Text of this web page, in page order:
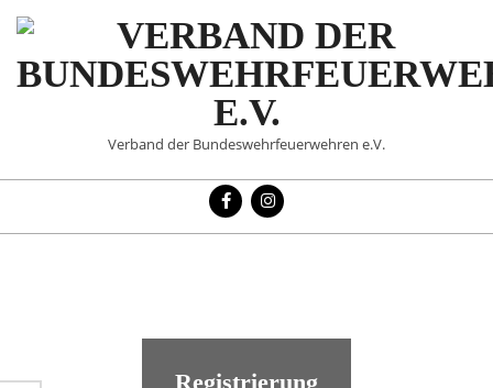
Skip
content
VERBAND
DER
Verband der Bundeswehrfeuerwehren e.V.
Registrierung